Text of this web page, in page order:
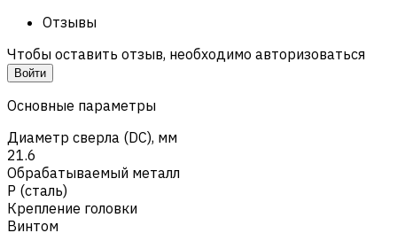
Отзывы
Чтобы оставить отзыв, необходимо авторизоваться
Войти
Основные параметры
Диаметр сверла (DC), мм
21.6
Обрабатываемый металл
Р (сталь)
Крепление головки
Винтом